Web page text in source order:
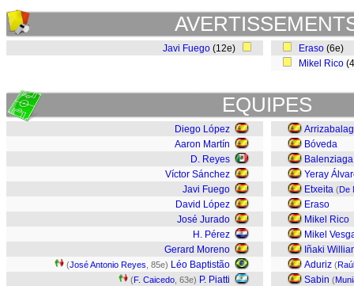
Javi Fuego (12e) Eraso (6e)
Mikel Rico
EQUIPES
Diego López
Aaron Martín
D. Reyes
Víctor Sánchez
Javi Fuego
David López
José Jurado
H. Pérez
Gerard Moreno
(José Antonio Reyes , 85e) Léo Baptistão
(F. Caicedo , 63e) P. Piatti
Bóveda
Balenziaga
Yeray
Etxeita (De
Eraso
Mikel Rico
Mikel
Iñaki
Aduriz (
Sabin (